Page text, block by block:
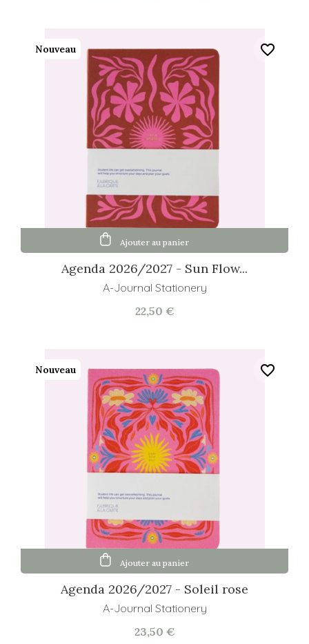
Agenda 2026/2027 - Sun Flow...
A-Journal Stationery
22,50 €
Ajouter au panier
Nouveau favorite_border
Agenda 2026/2027 - Soleil rose
A-Journal Stationery
23,50 €
Ajouter au panier
Nouveau favorite_border